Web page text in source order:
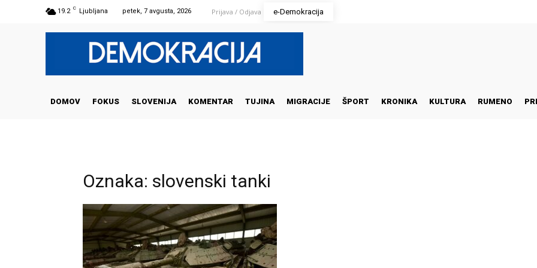
19.2 C Ljubljana petek, 7 avgusta, 2026 Prijava / Odjava e-Demokracija
DOMOV FOKUS SLOVENIJA KOMENTAR TUJINA MIGRACIJE ŠPORT KRONIKA KULTURA RUMENO
Oznaka: slovenski tanki